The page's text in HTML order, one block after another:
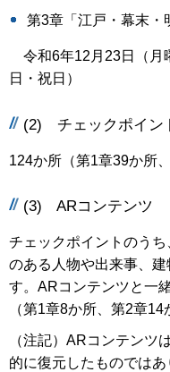
第3章「江戸・幕末・
令和6年12月23日（月
日・祝日）
(2) チェックポイン
124か所（第1章39か所
(3) ARコンテンツ
チェックポイントのう
のある人物や出来事、
す。ARコンテンツと一
（第1章8か所、第2章14
（注記）ARコンテンツ
的に復元したものではあ